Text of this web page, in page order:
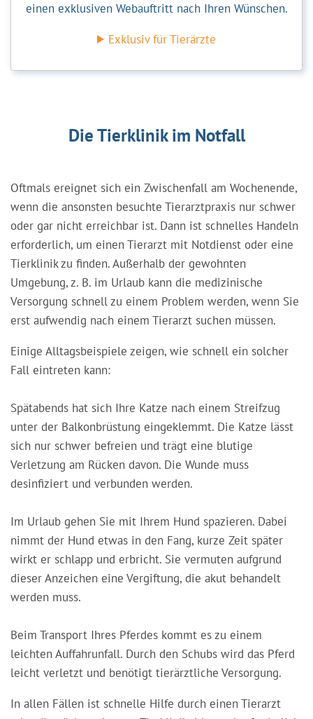
einen exklusiven Webauftritt nach Ihren Wünschen.
Exklusiv für Tierärzte
Die Tierklinik im Notfall
Oftmals ereignet sich ein Zwischenfall am Wochenende,
wenn die ansonsten besuchte Tierarztpraxis nur schwer
oder gar nicht erreichbar ist. Dann ist schnelles Handeln
erforderlich, um einen Tierarzt mit Notdienst oder eine
Tierklinik zu finden. Außerhalb der gewohnten
Umgebung, z. B. im Urlaub kann die medizinische
Versorgung schnell zu einem Problem werden, wenn Sie
erst aufwendig nach einem Tierarzt suchen müssen.
Einige Alltagsbeispiele zeigen, wie schnell ein solcher
Fall eintreten kann:
Spätabends hat sich Ihre Katze nach einem Streifzug
unter der Balkonbrüstung eingeklemmt. Die Katze lässt
sich nur schwer befreien und trägt eine blutige
Verletzung am Rücken davon. Die Wunde muss
desinfiziert und verbunden werden.
Im Urlaub gehen Sie mit Ihrem Hund spazieren. Dabei
nimmt der Hund etwas in den Fang, kurze Zeit später
wirkt er schlapp und erbricht. Sie vermuten aufgrund
dieser Anzeichen eine Vergiftung, die akut behandelt
werden muss.
Beim Transport Ihres Pferdes kommt es zu einem
leichten Auffahrunfall. Durch den Schubs wird das Pferd
leicht verletzt und benötigt tierärztliche Versorgung.
In allen Fällen ist schnelle Hilfe durch einen Tierarzt